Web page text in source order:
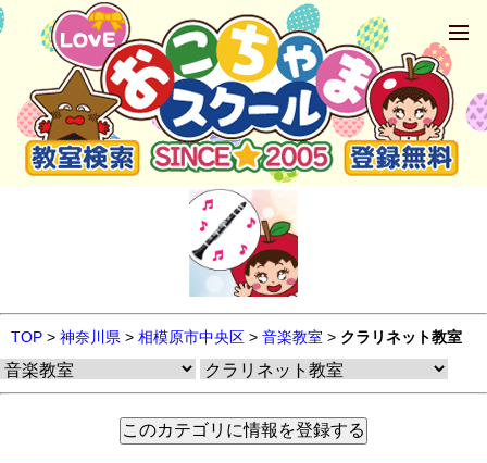
TOP > 神奈川県 > 相模原市中央区 > 音楽教室 > クラリネット教室